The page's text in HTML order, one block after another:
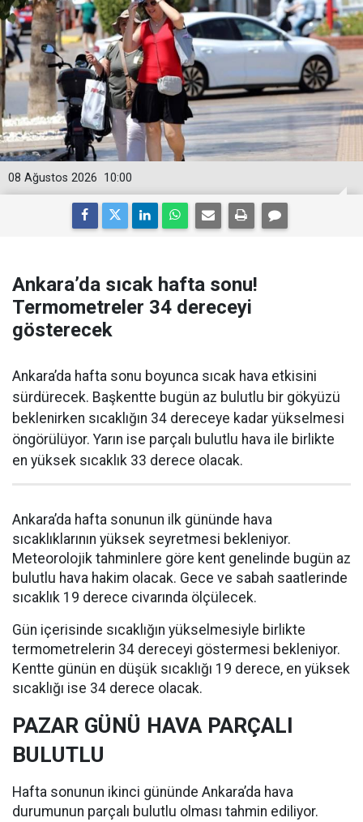
10:00
08 Ağustos 2026
Ankara’da sıcak hafta sonu!
Termometreler 34 dereceyi
gösterecek
Ankara’da hafta sonu boyunca sıcak hava etkisini
sürdürecek. Başkentte bugün az bulutlu bir gökyüzü
beklenirken sıcaklığın 34 dereceye kadar yükselmesi
öngörülüyor. Yarın ise parçalı bulutlu hava ile birlikte
en yüksek sıcaklık 33 derece olacak.
Ankara’da hafta sonunun ilk gününde hava
sıcaklıklarının yüksek seyretmesi bekleniyor.
Meteorolojik tahminlere göre kent genelinde bugün az
bulutlu hava hakim olacak. Gece ve sabah saatlerinde
sıcaklık 19 derece civarında ölçülecek.
Gün içerisinde sıcaklığın yükselmesiyle birlikte
termometrelerin 34 dereceyi göstermesi bekleniyor.
Kentte günün en düşük sıcaklığı 19 derece, en yüksek
sıcaklığı ise 34 derece olacak.
PAZAR GÜNÜ HAVA PARÇALI
BULUTLU
Hafta sonunun ikinci gününde Ankara’da hava
durumunun parçalı bulutlu olması tahmin ediliyor.